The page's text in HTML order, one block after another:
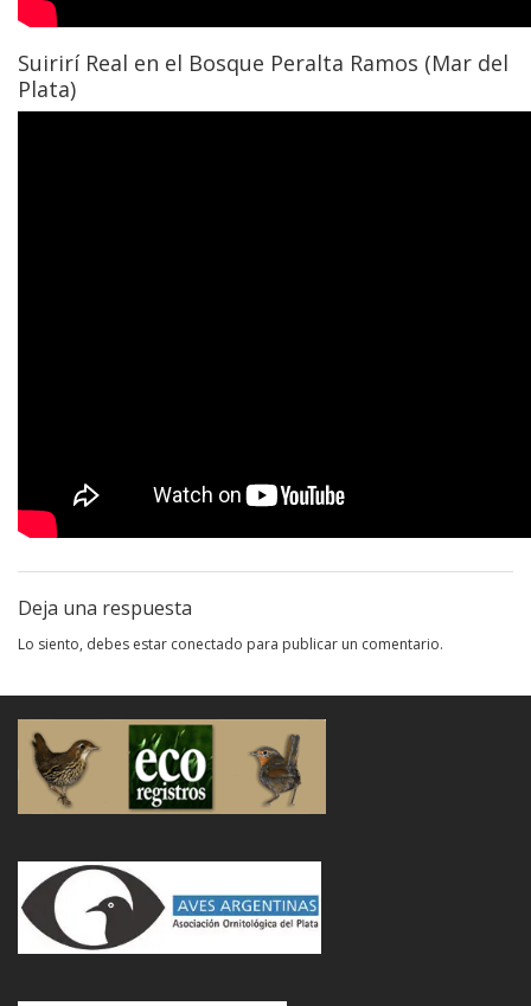
Suirirí Real en el Bosque Peralta Ramos (Mar del
Plata)
Deja una respuesta
Lo siento, debes estar conectado para publicar un comentario.